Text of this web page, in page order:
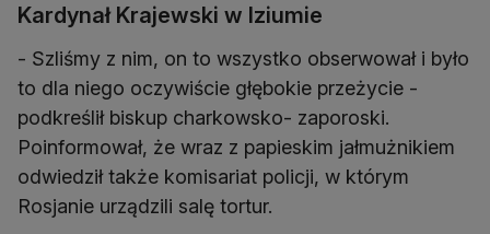
Kardynał Krajewski w Iziumie
- Szliśmy z nim, on to wszystko obserwował i było
to dla niego oczywiście głębokie przeżycie -
podkreślił biskup charkowsko- zaporoski.
Poinformował, że wraz z papieskim jałmużnikiem
odwiedził także komisariat policji, w którym
Rosjanie urządzili salę tortur.